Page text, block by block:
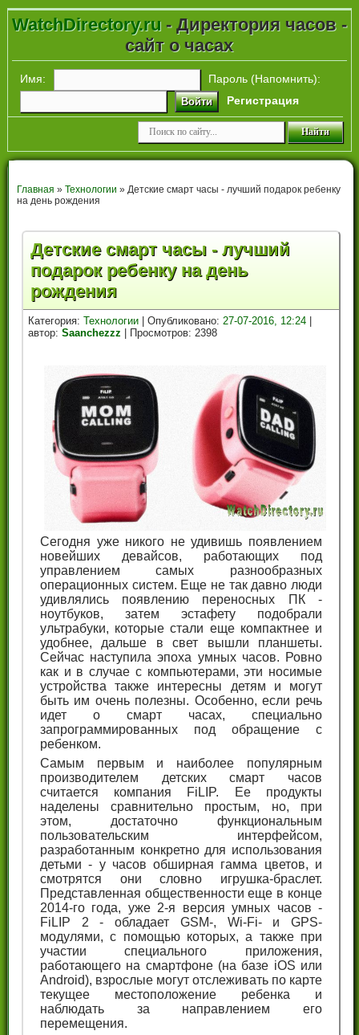
WatchDirectory.ru- Директория часов -
сайт о часах
Имя: Пароль (Напомнить):
Войти Регистрация
Главная » Технологии » Детские смарт часы - лучший подарок ребенку
на день рождения
Детские смарт часы - лучший
подарок ребенку на день
рождения
Категория:Технологии | Опубликовано:27-07-2016, 12:24
автор:Saanchezzz | Просмотров: 2398
Сегодня уже никого не удивишь появлением
новейших девайсов, работающих под
управлением самых разнообразных
операционных систем. Еще не так давно люди
удивлялись появлению переносных ПК -
ноутбуков, затем эстафету подобрали
ультрабуки, которые стали еще компактнее и
удобнее, дальше в свет вышли планшеты.
Сейчас наступила эпоха умных часов. Ровно
как и в случае с компьютерами, эти носимые
устройства также интересны детям и могут
быть им очень полезны. Особенно, если речь
идет о смарт часах, специально
запрограммированных под обращение с
ребенком.
Самым первым и наиболее популярным
производителем детских смарт часов
считается компания FiLIP. Ее продукты
наделены сравнительно простым, но, при
этом, достаточно функциональным
пользовательским интерфейсом,
разработанным конкретно для использования
детьми - у часов обширная гамма цветов, и
смотрятся они словно игрушка-браслет.
Представленная общественности еще в конце
2014-го года, уже 2-я версия умных часов -
FiLIP 2 - обладает GSM-, Wi-Fi- и GPS-
модулями, с помощью которых, а также при
участии специального приложения,
работающего на смартфоне (на базе iOS или
Android), взрослые могут отслеживать по карте
текущее местоположение ребенка и
наблюдать за направлением его
перемещения.